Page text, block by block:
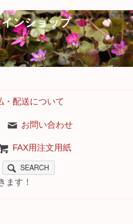
ンショップ
・配送について
お問い合わせ
FAX用注文用紙
SEARCH
ます！